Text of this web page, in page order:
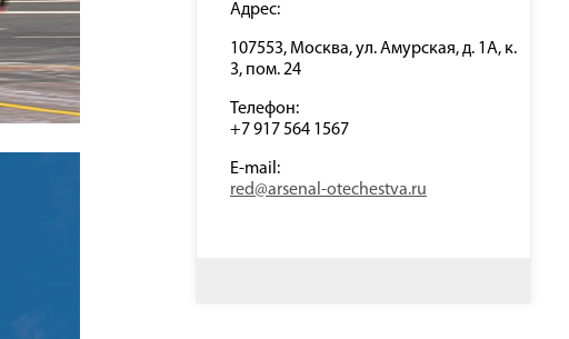
Адрес:
107553, Москва, ул. Амурская, д. 1А, к.
3, пом. 24
Телефон:
+7 917 564 1567
E-mail:
red@arsenal-otechestva.ru